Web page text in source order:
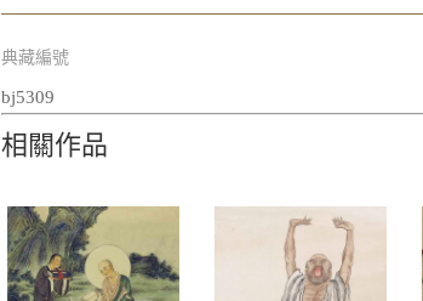
典藏編號
bj5309
相關作品